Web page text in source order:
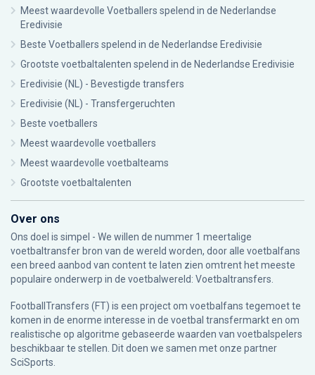
Meest waardevolle Voetballers spelend in de Nederlandse
Eredivisie
Beste Voetballers spelend in de Nederlandse Eredivisie
Grootste voetbaltalenten spelend in de Nederlandse Eredivisie
Eredivisie (NL) - Bevestigde transfers
Eredivisie (NL) - Transfergeruchten
Beste voetballers
Meest waardevolle voetballers
Meest waardevolle voetbalteams
Grootste voetbaltalenten
Over ons
Ons doel is simpel - We willen de nummer 1 meertalige
voetbaltransfer bron van de wereld worden, door alle voetbalfans
een breed aanbod van content te laten zien omtrent het meeste
populaire onderwerp in de voetbalwereld: Voetbaltransfers.
FootballTransfers (FT) is een project om voetbalfans tegemoet te
komen in de enorme interesse in de voetbal transfermarkt en om
realistische op algoritme gebaseerde waarden van voetbalspelers
beschikbaar te stellen. Dit doen we samen met onze partner
SciSports